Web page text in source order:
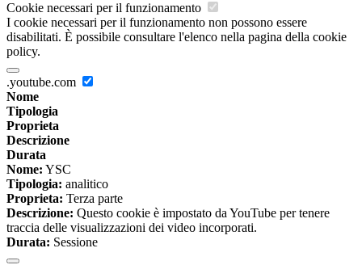
Cookie necessari per il funzionamento
I cookie necessari per il funzionamento non possono essere
disabilitati. È possibile consultare l'elenco nella pagina della cookie
policy.
.youtube.com
Nome
Tipologia
Proprieta
Descrizione
Durata
Nome: YSC
Tipologia: analitico
Proprieta: Terza parte
Descrizione: Questo cookie è impostato da YouTube per tenere
traccia delle visualizzazioni dei video incorporati.
Durata: Sessione